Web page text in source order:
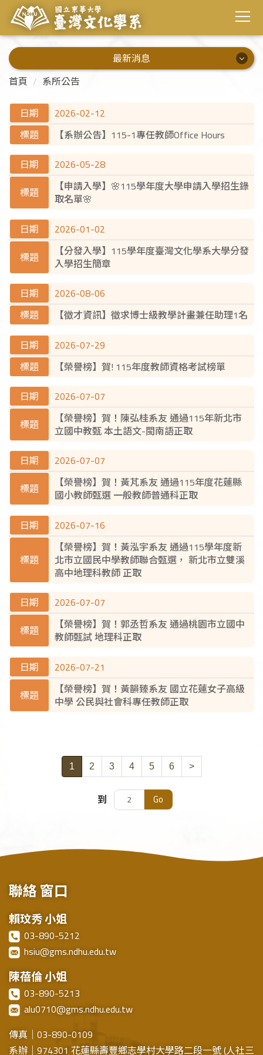
最新消息
最新消息
演講資訊
校外活動
首頁
系所公告
2026-02-12
【系辦公告】115-1專任教師Office Hours
2026-05-28
【申請入學】🌸115學年度大學申請入學招生錄
取名單🌸
2026-01-02
【分發入學】115學年度臺灣文化學系大學分發
入學招生簡章
2026-08-06
【徵才資訊】徵求博士級教學計畫兼任助理1名
2026-07-29
【榮譽榜】賀! 115年度教師資格考試榜單
2026-07-07
【榮譽榜】賀！陳弘桂系友 通過115年新北市
立國中教甄 本土語文-閩南語正取
2026-07-07
【榮譽榜】賀！黃芃系友 通過115年度花蓮縣
國小教師甄選 一般教師普通科正取
2026-07-16
【榮譽榜】賀！黃泓宇系友 通過115學年度新
北市立國民中學教師聯合甄選， 新北市立雙溪
高中地理科教師 正取
2026-07-07
【榮譽榜】賀！郭丞哲系友 通過桃園市立國中
教師甄試 地理科正取
2026-07-21
【榮譽榜】賀！黃韻臻系友 國立花蓮女子高級
中學 公民與社會科專任教師正取
1 2 3 4 5 6 >
到 Go
聯絡窗口
賴玟秀 小姐
03-890-5212
hsiu@gms.ndhu.edu.tw
陳蓓倫 小姐
03-890-5213
alu0710@gms.ndhu.edu.tw
傳真｜03-890-0109
系辦｜974301 花蓮縣壽豐鄉志學村大學路二段一號 (人社三